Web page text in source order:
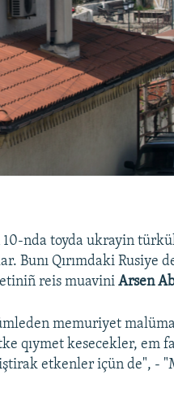
10-nda toyda ukrayin
Bunı Qırımdaki Rusiye
reis muaviniArsen
memuriyet
qıymet kesecekler, em
etkenler içün de", -